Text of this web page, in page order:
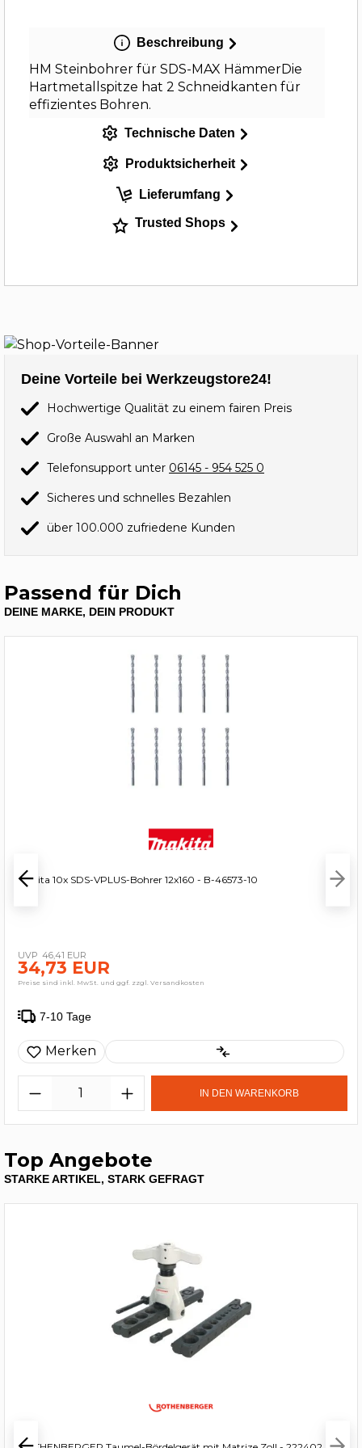
Beschreibung
HM Steinbohrer für SDS-MAX HämmerDie
Hartmetallspitze hat 2 Schneidkanten für
effizientes Bohren.
Technische Daten
Produktsicherheit
Lieferumfang
Trusted Shops
Deine Vorteile bei Werkzeugstore24!
Hochwertige Qualität zu einem fairen Preis
Große Auswahl an Marken
Telefonsupport unter 06145 - 954 525 0
Sicheres und schnelles Bezahlen
über 100.000 zufriedene Kunden
Passend für Dich
DEINE MARKE, DEIN PRODUKT
Makita 10x SDS-VPLUS-Bohrer 12x160 - B-46573-10
46,41 EUR
34,73 EUR
Preise sind inkl. MwSt. und ggf. zzgl. Versandkosten
7-10 Tage
Merken
IN DEN WARENKORB
Top Angebote
STARKE ARTIKEL, STARK GEFRAGT